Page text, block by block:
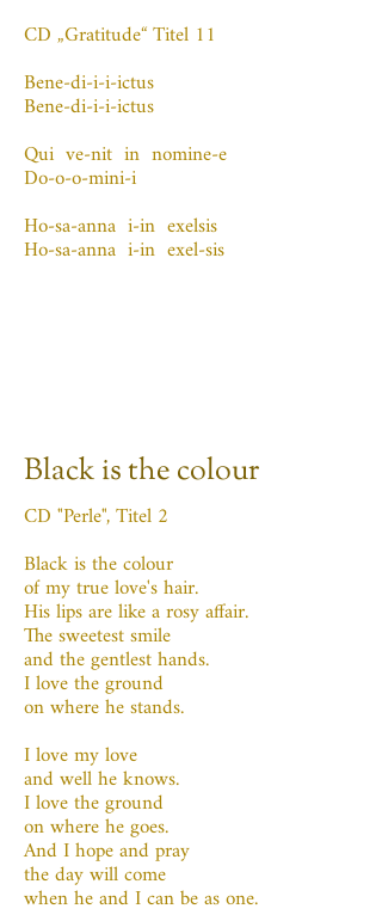
CD „Gratitude“ Titel 11
Bene-di-i-i-ictus
Bene-di-i-i-ictus
Qui ve-nit in nomine-e
Do-o-o-mini-i
Ho-sa-anna i-in exelsis
Ho-sa-anna i-in exel-sis
Black is the colour
CD "Perle", Titel 2
Black is the colour
of my true love's hair.
His lips are like a rosy affair.
The sweetest smile
and the gentlest hands.
I love the ground
on where he stands.
I love my love
and well he knows.
I love the ground
on where he goes.
And I hope and pray
the day will come
when he and I can be as one.